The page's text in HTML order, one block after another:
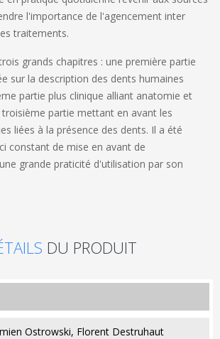
l'importance de l'agencement inter
traitements.
grands chapitres : une première partie
sur la description des dents humaines
partie plus clinique alliant anatomie et
partie mettant en avant les
liées à la présence des dents. Il a été
constant de mise en avant de
grande praticité d'utilisation par son
DU PRODUIT
Ostrowski, Florent Destruhaut